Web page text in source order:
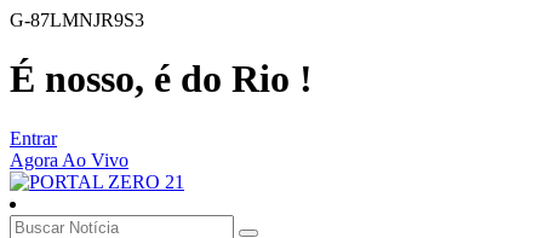
G-87LMNJR9S3
É nosso, é do Rio !
Entrar
Agora Ao Vivo